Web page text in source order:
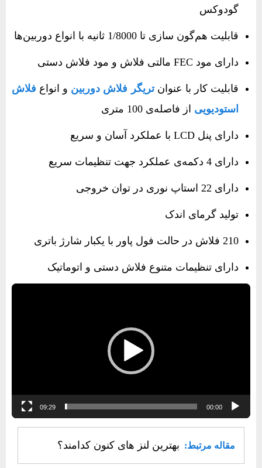
گودوکس
قابلیت هم‌گون سازی تا 1/8000 ثانیه با انواع دوربین‌ها
دارای مود FEC مالتی فلاش و مود فلاش دستی
قابلیت کار با عنوانتریگر فلاش دوربین و انواع فلاش‌
استودیویی از فاصله‌ی 100 متری
دارای پنل LCD با عملکرد آسان و سریع
دارای 4 دکمه‌ی عملکرد جهت تنظیمات سریع
دارای 22 استاپ نوری در توان خروجی
تولید گرمای اندک
210 فلاش در حالت فول پاور با یکبار شارژ باتری
دارای تنظیمات متنوع فلاش دستی و اتوماتیک
00:00
09:29
مقاله مرتبط: بهترین لنز های کنون کدامند؟